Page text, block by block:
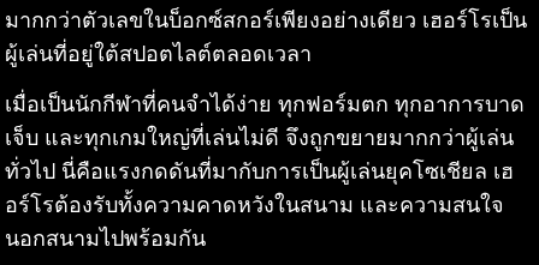
มากกว่าตัวเลขในบ็อกซ์สกอร์เพียงอย่างเดียว เฮอร์โรเป็น
ผู้เล่นที่อยู่ใต้สปอตไลต์ตลอดเวลา
เมื่อเป็นนักกีฬาที่คนจำได้ง่าย ทุกฟอร์มตก ทุกอาการบาด
เจ็บ และทุกเกมใหญ่ที่เล่นไม่ดี จึงถูกขยายมากกว่าผู้เล่น
ทั่วไป นี่คือแรงกดดันที่มากับการเป็นผู้เล่นยุคโซเชียล เฮ
อร์โรต้องรับทั้งความคาดหวังในสนาม และความสนใจ
นอกสนามไปพร้อมกัน